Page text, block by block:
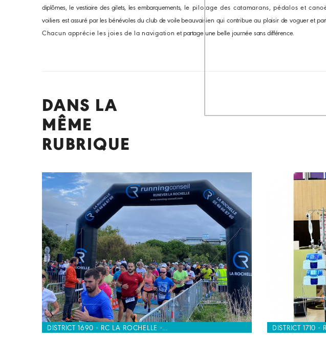
diplômes,
le vestiaire des gilets, les embarquements, le pilotage des catamarans, pédalos et
voiliers est assuré par les bénévoles du club de voile beauvaisien qui contribue au plaisir de vogueret
Chacun apprécie les joies de la navigationet partage une belle journée sans différence.
DANS LA
MÊME
RUBRIQUE
DISTRICT 1690 - RC LA ROCHELLE -… DISTRICT 1710 -